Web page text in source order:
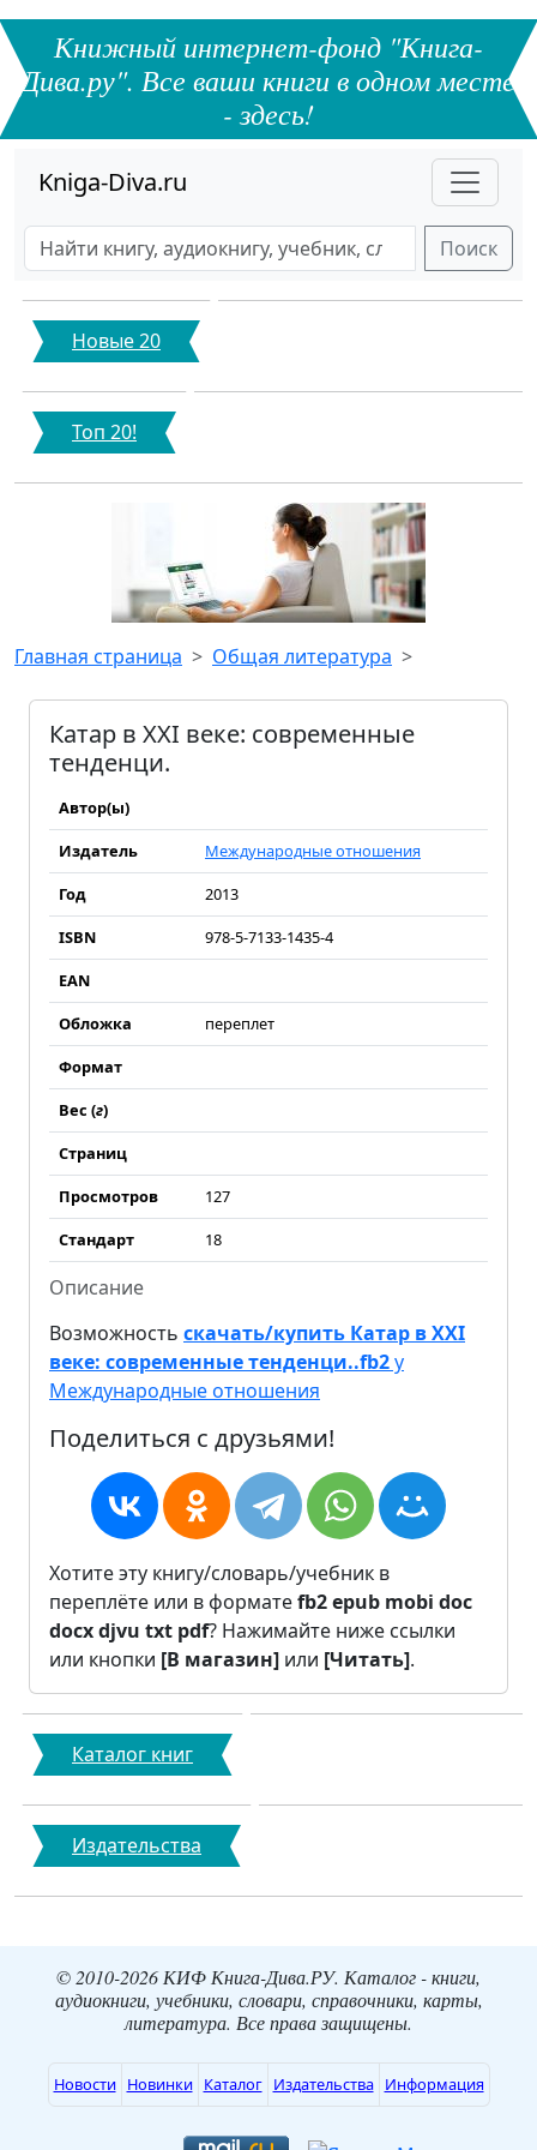
Книжный интернет-фонд "Книга-
Дива.ру". Все ваши книги в одном месте
- здесь!
Kniga-Diva.ru
Поиск
Новые 20
Топ 20!
Главная страница Общая литература
Катар в XXI веке: современные
тенденци.
Автор(ы)
Издатель
Международные отношения
Год
2013
ISBN
978-5-7133-1435-4
EAN
Обложка
переплет
Формат
Вес (г)
Страниц
Просмотров
127
Стандарт
18
Описание
Возможность скачать/купить Катар в XXI
веке: современные тенденци..fb2у
Международные отношения
Поделиться с друзьями!
Хотите эту книгу/словарь/учебник в
переплёте или в форматеfb2epub mobi doc
docxdjvu txt pdf? Нажимайте ниже ссылки
или кнопки [В магазин] или [Читать].
Каталог книг
Издательства
© 2010-2026 КИФ Книга-Дива.РУ. Каталог - книги,
аудиокниги, учебники, словари, справочники, карты,
литература. Все права защищены.
Новости Новинки Каталог Издательства Информация